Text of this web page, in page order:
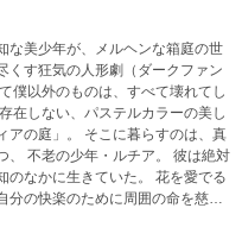
な美少年が、メルヘンな箱庭の世
くす狂気の人形劇（ダークファン
アの庭」。 そこに暮らすのは、真
、 不老の少年・ルチア。 彼は絶対
のなかに生きていた。 花を愛でる
分の快楽のために周囲の命を慈し
る。 彼にとって世界は、自分ひ